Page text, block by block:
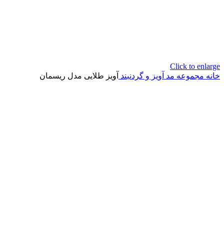
Click to enlarge
خانه مجموعه مد آویز و گردنبند آویز طلایی مدل ریسمان